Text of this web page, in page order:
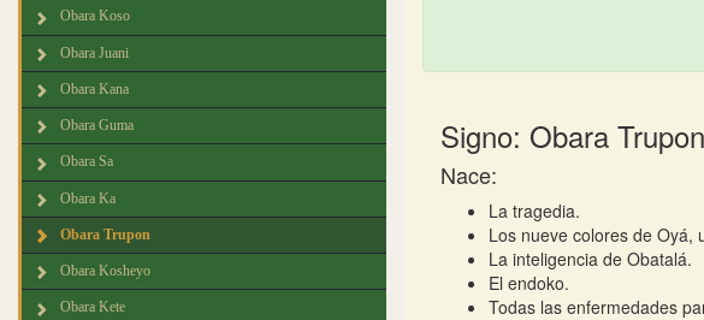
Obara Koso
Obara Juani
Obara Kana
Obara Guma
Obara Sa
Obara Ka
Obara Trupon
Obara Kosheyo
Obara Kete
Signo: Obara Trupon
Nace:
La tragedia.
Los nueve colores de Oyá,
La inteligencia de Obatalá.
El endoko.
Todas las enfermedades